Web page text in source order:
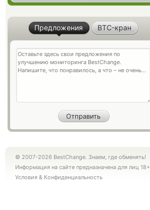
Предложения BTC-кран
© 2007-2026 BestChange. Знаем, где обменять!
Информация на сайте предназначена для лиц 18+
Условия & Конфиденциальность